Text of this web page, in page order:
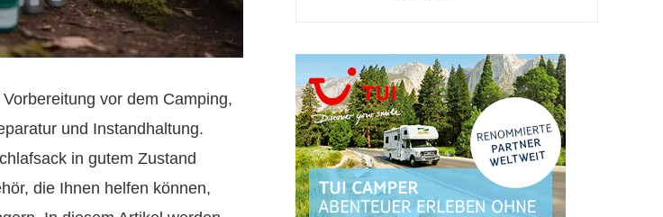
vor dem Camping,
und Instandhaltung.
in gutem Zustand
die Ihnen helfen können,